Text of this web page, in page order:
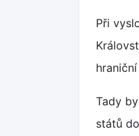
Při
Tady
států